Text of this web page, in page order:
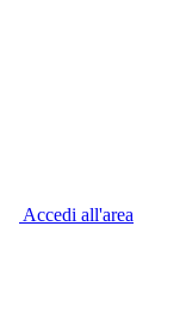
Accedi all'area